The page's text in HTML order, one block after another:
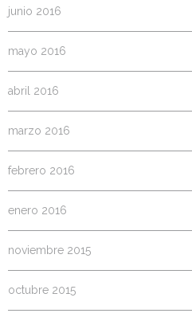
junio 2016
mayo 2016
abril 2016
marzo 2016
febrero 2016
enero 2016
noviembre 2015
octubre 2015